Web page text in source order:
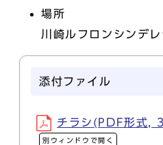
場所
川崎ルフロンシンデ
添付ファイル
チラシ(PDF形式,
別ウィンドウで開く